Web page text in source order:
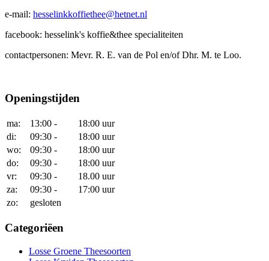
e-mail: hesselinkkoffiethee@hetnet.nl
facebook: hesselink's koffie&thee specialiteiten
contactpersonen: Mevr. R. E. van de Pol en/of Dhr. M. te Loo.
Openingstijden
ma: 13:00 -
18:00 uur
di:
09:30 -
18:00 uur
wo:
09:30 -
18:00 uur
do:
09:30 -
18:00 uur
vr:
09:30 -
18.00 uur
za:
09:30 -
17:00 uur
zo:
gesloten
Categoriëen
Losse Groene Theesoorten